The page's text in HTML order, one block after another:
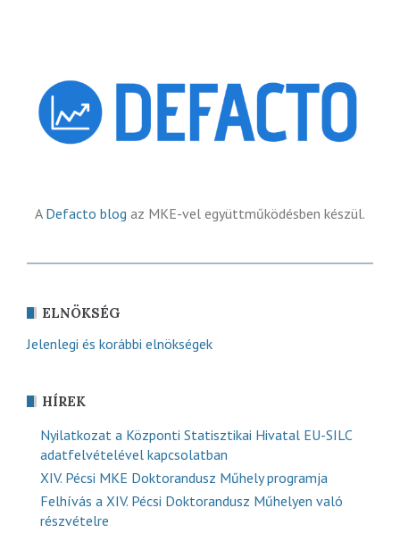
A Defacto blog az MKE-vel együttműködésben készül.
ELNÖKSÉG
Jelenlegi és korábbi elnökségek
HÍREK
Nyilatkozat a Központi Statisztikai Hivatal EU-SILC
adatfelvételével kapcsolatban
XIV. Pécsi MKE Doktorandusz Műhely programja
Felhívás a XIV. Pécsi Doktorandusz Műhelyen való
részvételre